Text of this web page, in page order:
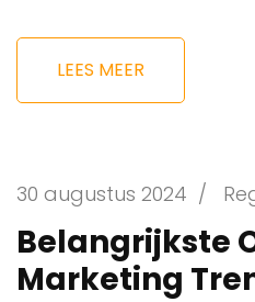
LEES MEER
30 augustus 2024 /
Belangrijkste
Marketing